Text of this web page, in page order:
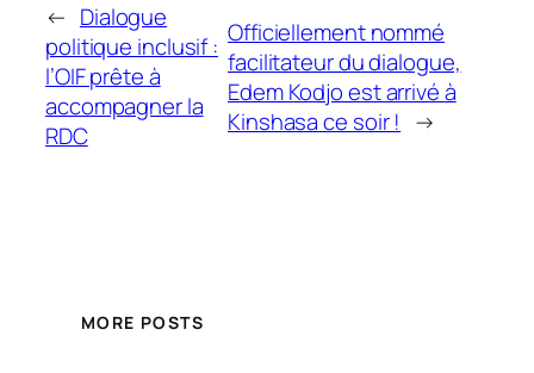
← Dialogue
politique inclusif :
l’OIF prête à
accompagner la
RDC
Officiellement nommé
facilitateur du dialogue,
Edem Kodjo est arrivé à
Kinshasa ce soir ! →
MORE POSTS